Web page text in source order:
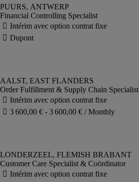
Financial Controlling Specialist
Order Fulfillment & Supply Chain Specialist
Customer Care Specialist & Coördinator